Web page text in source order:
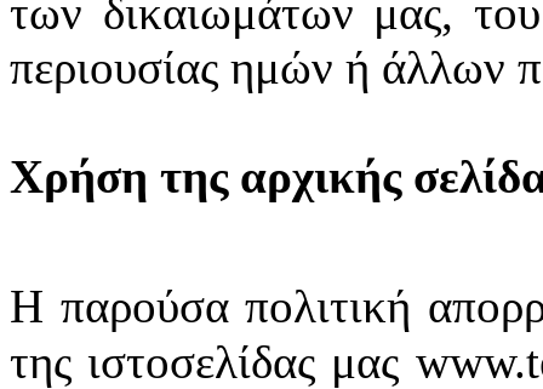
των δικαιωμάτων μας,
περιουσίας ημών ή άλλων
Χρήση της αρχικής
Η παρούσα πολιτική
της ιστοσελίδας μας